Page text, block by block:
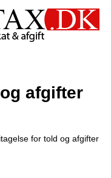
afgifter
for told og afgifter